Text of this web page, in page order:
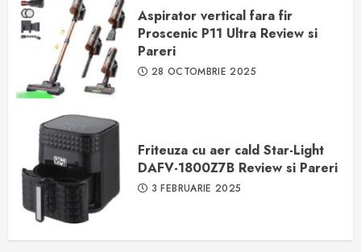
Aspirator vertical fara fir
Proscenic P11 Ultra Review si
Pareri
28 OCTOMBRIE 2025
Friteuza cu aer cald Star-Light
DAFV-1800Z7B Review si Pareri
3 FEBRUARIE 2025